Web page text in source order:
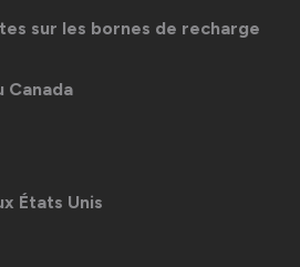
sur les bornes de recharge
Canada
États Unis